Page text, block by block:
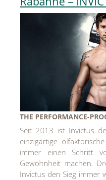
THE PERFORMANCE-
Seit 2013 ist Invictus
einzigartige
immer einen Schritt
Gewohnheit machen.
Invictus den Sieg immer